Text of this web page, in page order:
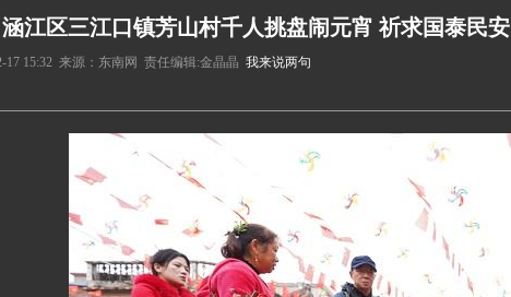
江区三江口镇芳山村千人挑盘闹元宵 祈求国泰民安
17 15:32 来源：东南网 责任编辑:金晶晶 我来说两句